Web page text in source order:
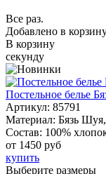
Все раз.
Добавлено в
В корзину
секунду
Постельное белье
Артикул: 85791
Материал: Бязь
Состав: 100%
от 1450 руб
купить
Выберите размеры